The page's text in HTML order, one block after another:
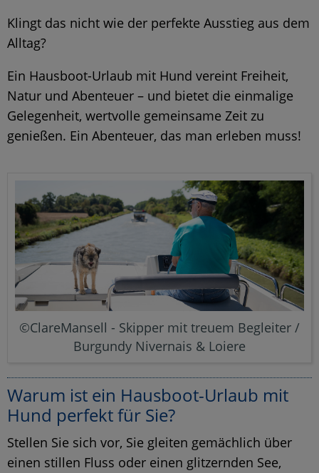
Klingt das nicht wie der perfekte Ausstieg aus dem
Alltag?
Ein Hausboot-Urlaub mit Hund vereint Freiheit,
Natur und Abenteuer – und bietet die einmalige
Gelegenheit, wertvolle gemeinsame Zeit zu
genießen. Ein Abenteuer, das man erleben muss!
©ClareMansell - Skipper mit treuem Begleiter /
Burgundy Nivernais & Loiere
Warum ist ein Hausboot-Urlaub mit
Hund perfekt für Sie?
Stellen Sie sich vor, Sie gleiten gemächlich über
einen stillen Fluss oder einen glitzernden See,